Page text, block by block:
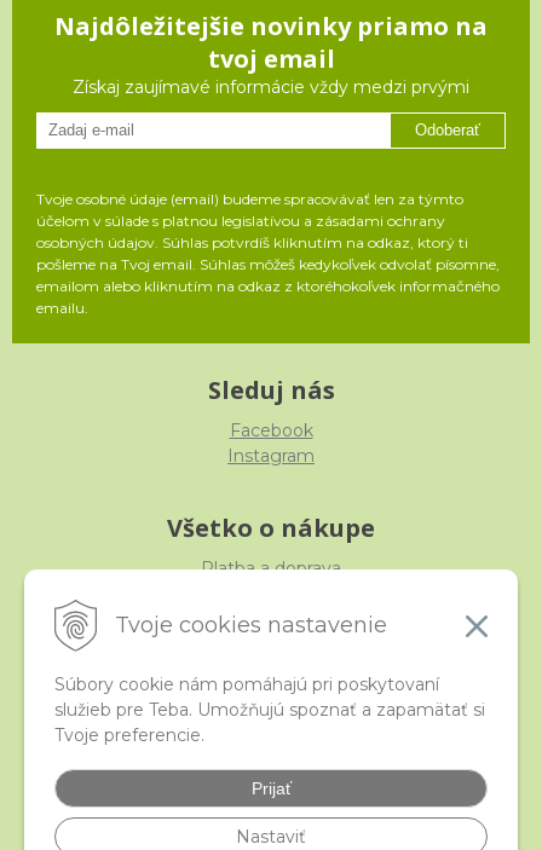
Tvoje cookies nastavenie
Súbory cookie nám pomáhajú pri poskytovaní
služieb pre Teba. Umožňujú spoznať a zapamätať si
Tvoje preferencie.
Prijať
Nastaviť
Najdôležitejšie novinky priamo na
tvoj email
Získaj zaujímavé informácie vždy medzi prvými
Odoberať
Tvoje osobné údaje (email) budeme spracovávať len za týmto
účelom v súlade s platnou legislatívou a zásadami ochrany
osobných údajov. Súhlas potvrdíš kliknutím na odkaz, ktorý ti
pošleme na Tvoj email. Súhlas môžeš kedykoľvek odvolať písomne,
emailom alebo kliknutím na odkaz z ktoréhokoľvek informačného
emailu.
Sleduj nás
Facebook
Instagram
Všetko o nákupe
Platba a doprava
Obchodné podmienky
iStraka
Veľkoobchod
Najčastejšie otázky
Certifikáty